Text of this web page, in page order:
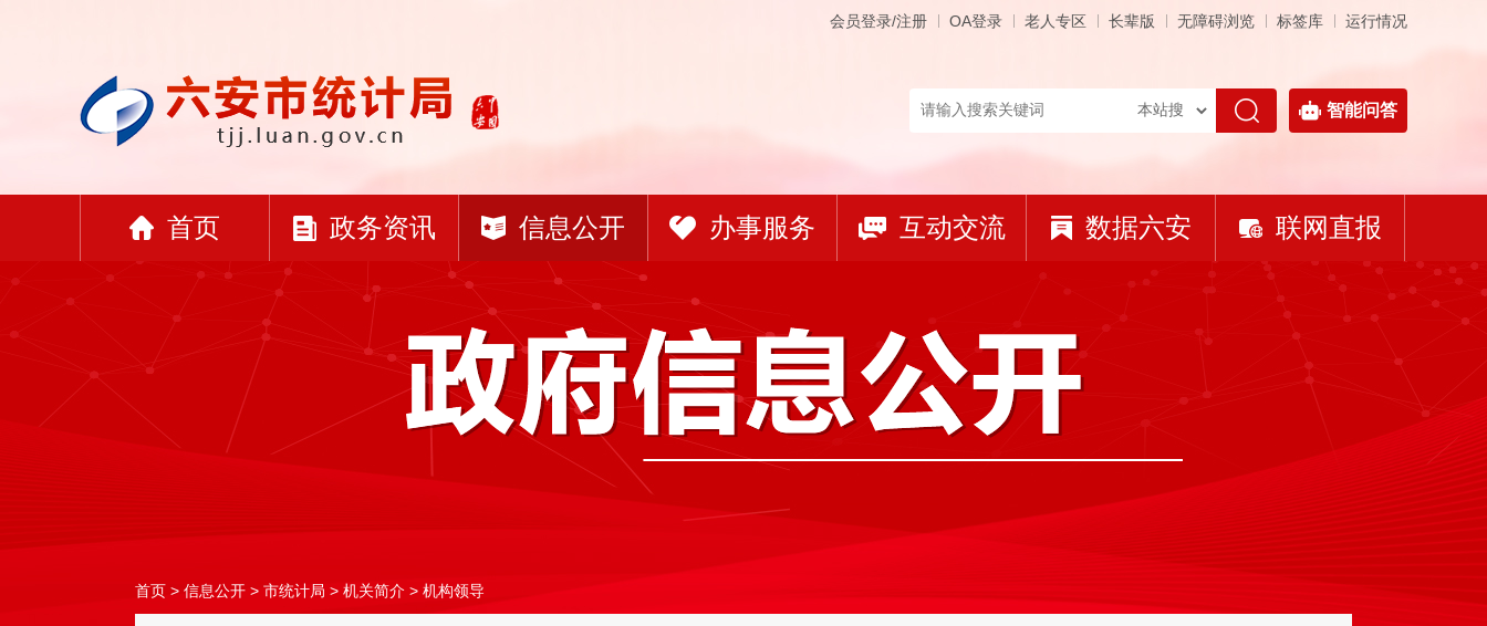
会员登录/注册 OA登录 老人专区 长辈版 无障碍浏览 标签库 运行情况
智能问答
首页 政务资讯 信息公开 办事服务 互动交流 数据六安 联网直报
首页 > 信息公开 > 市统计局 > 机关简介 > 机构领导